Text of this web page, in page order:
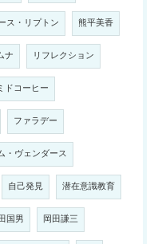
ス・リプトン 熊平美香
ナ リフレクション
ドコーヒー
ファラデー
・ヴェンダース
自己発見 潜在意識教育
国男 岡田謙三